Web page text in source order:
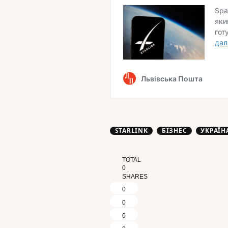
STARLINK БІЗНЕС
TOTAL
0
SHARES
0
0
0